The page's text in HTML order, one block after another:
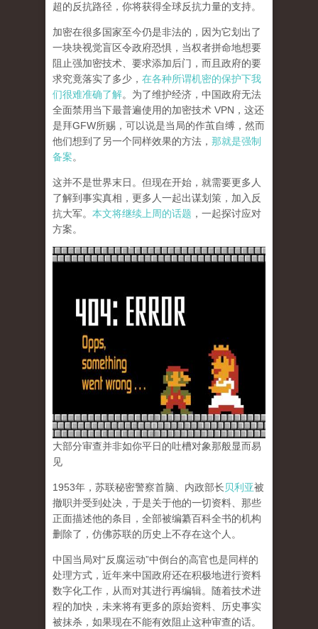
超的反抗路径，你将获得全球反抗力量的支持。
加密在很多国家至今仍是非法的，因为它划出了
一块块视觉盲区令政府恐惧，当权者拼命地想要
阻止强加密技术、要求添加后门，而且政府的要
求究竟落实了多少， 在各种所谓机密的保护下我
们很难准确了解。为了维护经济，中国政府无法
全面禁用当下最普遍使用的加密技术 VPN，这还
是拜GFW所赐，可以说是当局的作茧自缚，然而
他们想到了另一个同样效果的方法， 那就是强制
备案。
这并不是世界末日。但现在开始，就需要更多人
了解到事实真相，更多人一起出谋划策，加入反
抗大军。 本文将继续上周的话题 ，一起探讨应对
方案。
大部分审查并非如你平日的吐槽对象那般显而易
见
1953年，苏联秘密警察首脑、内政部长贝利亚被
撤职并受到处决，于是关于他的一切资料、那些
正面描述他的条目，全部被编纂百科全书的机构
删除了，仿佛苏联的历史上不存在这个人。
中国当局对“反腐运动”中倒台的高官也是同样的
处理方式，近年来中国政府还在积极地进行资料
数字化工作，从而对其进行再编辑。随着技术进
程的加快，未来将有更多的原始资料、历史事实
被抹杀，如果现在不能有效阻止这种审查的话。